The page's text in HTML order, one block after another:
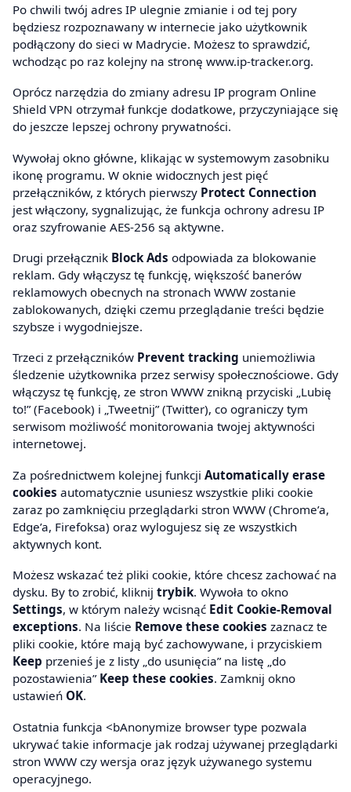
Po chwili twój adres IP ulegnie zmianie i od tej pory
będziesz rozpoznawany w internecie jako użytkownik
podłączony do sieci w Madrycie. Możesz to sprawdzić,
wchodząc po raz kolejny na stronę www.ip-tracker.org.
Oprócz narzędzia do zmiany adresu IP program Online
Shield VPN otrzymał funkcje dodatkowe, przyczyniające się
do jeszcze lepszej ochrony prywatności.
Wywołaj okno główne, klikając w systemowym zasobniku
ikonę programu. W oknie widocznych jest pięć
przełączników, z których pierwszy Protect Connection
jest włączony, sygnalizując, że funkcja ochrony adresu IP
oraz szyfrowanie AES-256 są aktywne.
Drugi przełącznik Block Ads odpowiada za blokowanie
reklam. Gdy włączysz tę funkcję, większość banerów
reklamowych obecnych na stronach WWW zostanie
zablokowanych, dzięki czemu przeglądanie treści będzie
szybsze i wygodniejsze.
Trzeci z przełączników Prevent tracking uniemożliwia
śledzenie użytkownika przez serwisy społecznościowe. Gdy
włączysz tę funkcję, ze stron WWW znikną przyciski „Lubię
to!” (Facebook) i „Tweetnij” (Twitter), co ograniczy tym
serwisom możliwość monitorowania twojej aktywności
internetowej.
Za pośrednictwem kolejnej funkcji Automatically erase
cookies automatycznie usuniesz wszystkie pliki cookie
zaraz po zamknięciu przeglądarki stron WWW (Chrome’a,
Edge’a, Firefoksa) oraz wylogujesz się ze wszystkich
aktywnych kont.
Możesz wskazać też pliki cookie, które chcesz zachować na
dysku. By to zrobić, kliknij trybik. Wywoła to okno
Settings, w którym należy wcisnąć Edit Cookie-Removal
exceptions. Na liście Remove these cookies zaznacz te
pliki cookie, które mają być zachowywane, i przyciskiem
Keep przenieś je z listy „do usunięcia” na listę „do
pozostawienia” Keep these cookies. Zamknij okno
ustawień OK.
Ostatnia funkcja <bAnonymize browser type pozwala
ukrywać takie informacje jak rodzaj używanej przeglądarki
stron WWW czy wersja oraz język używanego systemu
operacyjnego.